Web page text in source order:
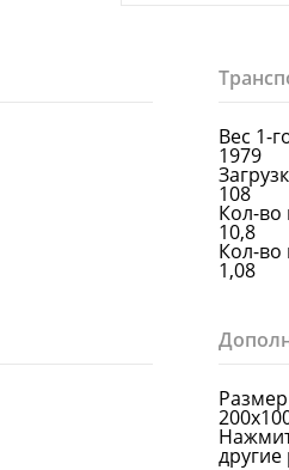
Вес 1-
1979
108
Кол-во
10,8
Кол-во
1,08
другие